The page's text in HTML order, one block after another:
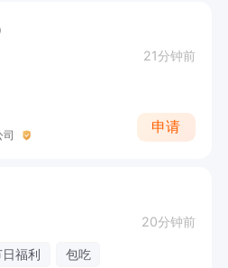
21分钟前
申请
20分钟前
日福利 包吃